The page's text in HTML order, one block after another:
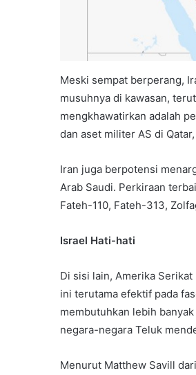
Meski sempat berperang,
musuhnya di kawasan,
mengkhawatirkan adalah
dan aset militer AS di
Iran juga berpotensi
Arab Saudi. Perkiraan
Fateh-110, Fateh-313,
Israel Hati-hati
Di sisi lain, Amerika
ini terutama efektif pada
membutuhkan lebih
negara-negara Teluk
Menurut Matthew Savill